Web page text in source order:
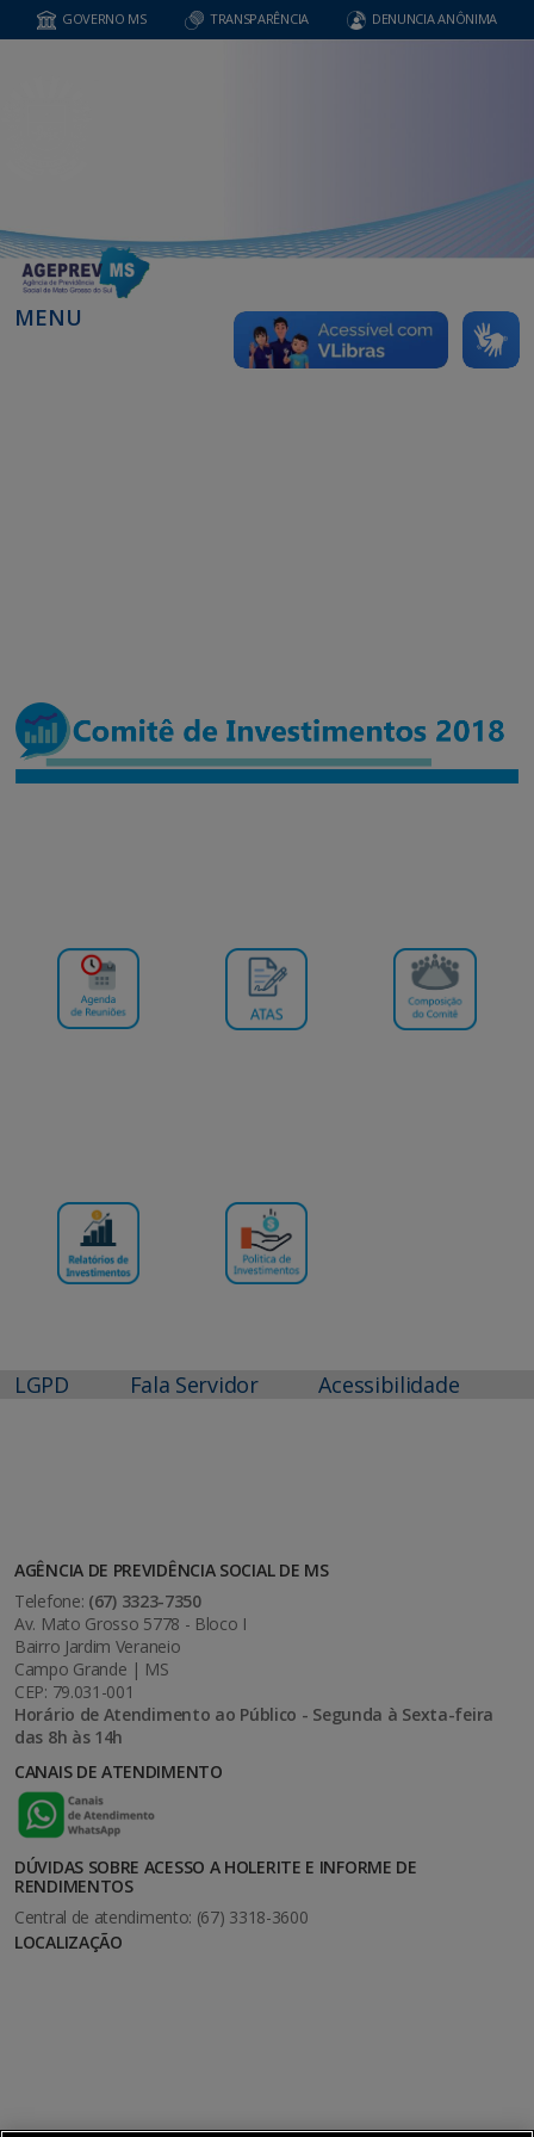
GOVERNO MS TRANSPARÊNCIA DENUNCIA ANÔNIMA
MENU
LGPD Fala Servidor Acessibilidade
AGÊNCIA DE PREVIDÊNCIA SOCIAL DE MS
Telefone: (67) 3323-7350
Av. Mato Grosso 5778 - Bloco I
Bairro Jardim Veraneio
Campo Grande | MS
CEP: 79.031-001
Horário de Atendimento ao Público - Segunda à Sexta-feira
das 8h às 14h
CANAIS DE ATENDIMENTO
DÚVIDAS SOBRE ACESSO A HOLERITE E INFORME DE
RENDIMENTOS
Central de atendimento: (67) 3318-3600
LOCALIZAÇÃO